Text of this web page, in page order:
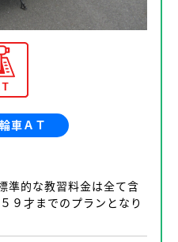
車ＡＴ
準的な教習料金は全て含
９才までのプランとなり